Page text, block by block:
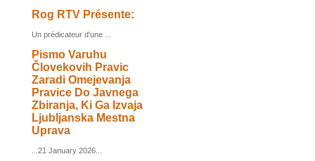
Rog RTV Présente:
Un prédicateur d'une ...
Pismo Varuhu
Človekovih Pravic
Zaradi Omejevanja
Pravice Do Javnega
Zbiranja, Ki Ga Izvaja
Ljubljanska Mestna
Uprava
...21 January 2026...